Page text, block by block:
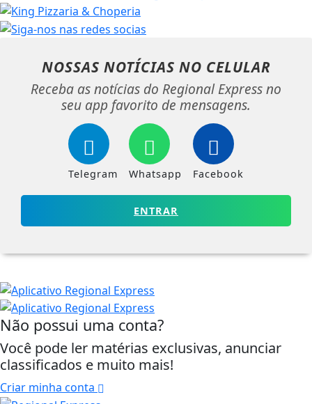
NOSSAS NOTÍCIAS NO CELULAR
Receba as notícias do Regional Express no
seu app favorito de mensagens.
Telegram Whatsapp Facebook
ENTRAR
Não possui uma conta?
Você pode ler matérias exclusivas, anunciar
classificados e muito mais!
Criar minha conta